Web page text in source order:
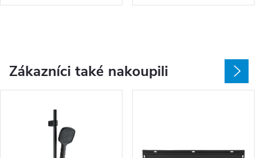
Zákazníci také nakoupili